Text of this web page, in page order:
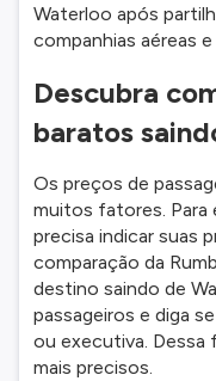
Waterloo após
companhias aéreas
Descubra
baratos
Os preços de
muitos fatores.
precisa indicar suas
comparação da
destino saindo de
passageiros e diga
ou executiva. Dessa
mais precisos.